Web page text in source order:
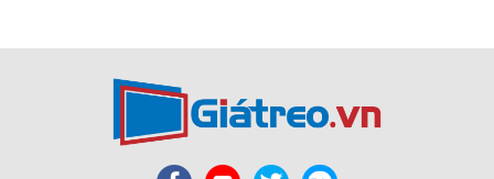
Điểm điều chỉnh lực đỡ lò xo